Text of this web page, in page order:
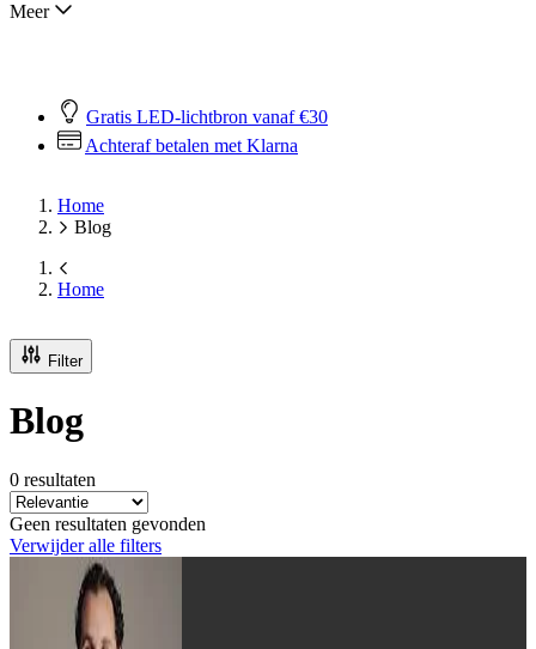
Meer
Gratis LED-lichtbron vanaf €30
Achteraf betalen met Klarna
Home
Blog
Home
Filter
Blog
0 resultaten
Geen resultaten gevonden
Verwijder alle filters